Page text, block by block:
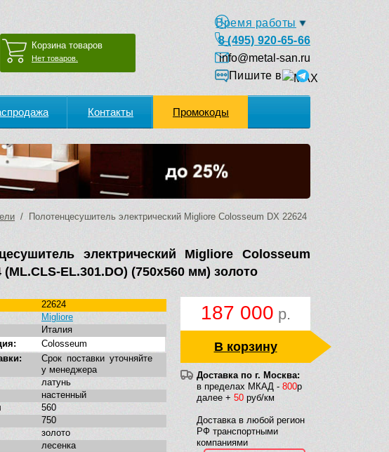
Корзина товаров
Нет товаров.
Время работы
8 (495) 920-65-66
info@metal-san.ru
Пишите в
Контакты Промокоды
/ Полотенцесушитель электрический Migliore Colosseum DX 22624
электрический Migliore Colosseum
(ML.CLS-EL.301.DO) (750х560 мм) золото
187 000 р.
В корзину
Доставка по г. Москва:
в пределах МКАД - 800р
далее + 50 руб/км
Доставка в любой регион
РФ транспортными
компаниями
22624
Migliore
Италия
Colosseum
Срок поставки уточняйте
у менеджера
латунь
настенный
560
750
золото
лесенка